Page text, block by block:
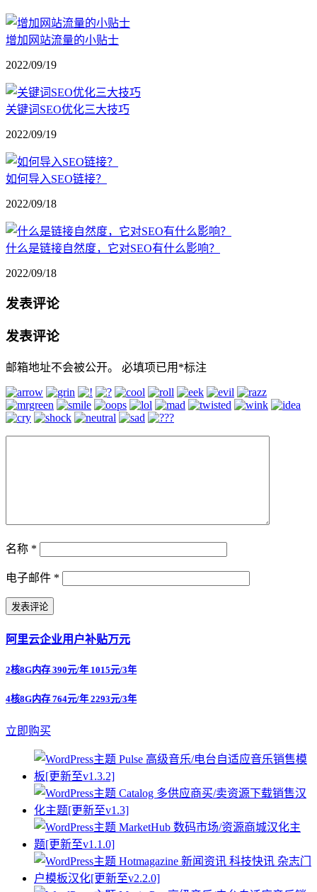
增加网站流量的小贴士
2022/09/19
关键词SEO优化三大技巧
2022/09/19
如何导入SEO链接？
2022/09/18
什么是链接自然度，它对SEO有什么影响？
2022/09/18
发表评论
发表评论
邮箱地址不会被公开。 必填项已用 *标注
名称 *
电子邮件 *
阿里云企业用户补贴万元
2核8G内存 390元/年 1015元/3年
4核8G内存 764元/年 2293元/3年
立即购买